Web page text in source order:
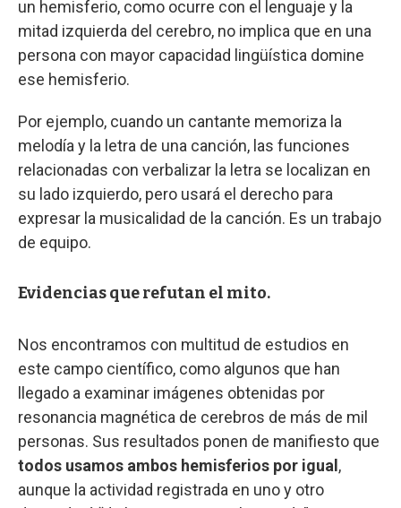
un hemisferio, como ocurre con el lenguaje y la
mitad izquierda del cerebro, no implica que en una
persona con mayor capacidad lingüística domine
ese hemisferio.
Por ejemplo, cuando un cantante memoriza la
melodía y la letra de una canción, las funciones
relacionadas con verbalizar la letra se localizan en
su lado izquierdo, pero usará el derecho para
expresar la musicalidad de la canción. Es un trabajo
de equipo.
Evidencias que refutan el mito.
Nos encontramos con multitud de estudios en
este campo científico, como algunos que han
llegado a examinar imágenes obtenidas por
resonancia magnética de cerebros de más de mil
personas. Sus resultados ponen de manifiesto que
todos usamos ambos hemisferios por igual ,
aunque la actividad registrada en uno y otro